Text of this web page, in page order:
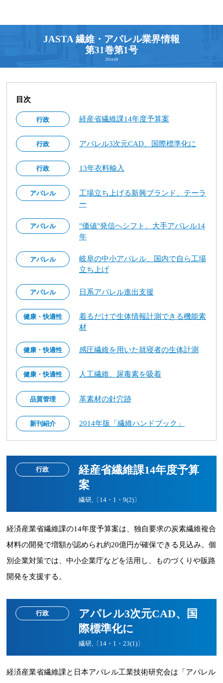
JASTA 繊維・アパレル業界情報
第31巻第1号
2014.04
目次
行政 経産省繊維課14年度予算案
行政 アパレル3次元CAD、国際標準化に
行政 13年衣料輸入
アパレル
工場立ち上げる新興ブランド、テーラ
ー
アパレル
"価値"発信へシフト、大手アパレル14
年
アパレル
岐阜の中小アパレル、国内で自ら工場
立ち上げ
アパレル 日系アパレル進出支援
健康・快適性
着るだけで生体情報計測できる機能素
材
健康・快適性 感圧繊維を用いた就寝者の生体計測
健康・快適性 人工繊維、尿毒素を吸着
品質管理 革素材の針穴跡
新刊紹介 2014年版「繊維ハンドブック」
行政
経産省繊維課14年度予算
案
繊研,〔14・1・9(2)〕
経済産業省繊維課の14年度予算案は、独自要求の炭素繊維複合
材料の開発で増額が認められ約20億円が確保できる見込み。個
別企業対策では、中小企業庁などを活用し、ものづくりや販路
開発を支援する。
行政
アパレル3次元CAD、国
際標準化に
繊研,〔14・1・23(1)〕
経済産業省繊維課と日本アパレル工業技術研究会は「アパレル